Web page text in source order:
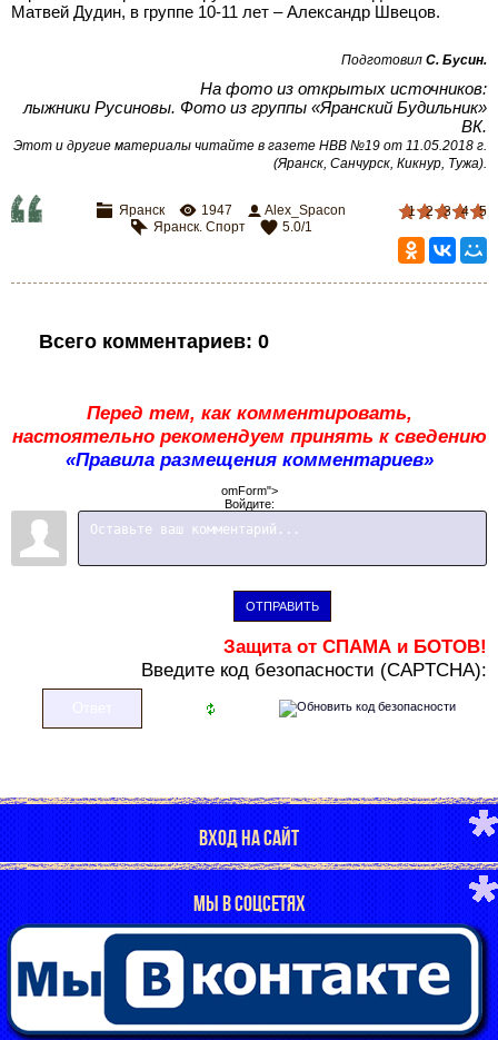
Матвей Дудин, в группе 10-11 лет – Александр Швецов.
Подготовил С. Бусин.
На фото из открытых источников:
лыжники Русиновы. Фото из группы «Яранский Будильник»
ВК.
Этот и другие материалы читайте в газете НВВ №19 от 11.05.2018 г.
(Яранск, Санчурск, Кикнур, Тужа).
1 2 3 4 5
Яранск 1947
Alex_Spacon
Яранск. Спорт
5.0/1
Всего комментариев: 0
Перед тем, как комментировать,
настоятельно рекомендуем принять к сведению
«Правила размещения комментариев»
omForm">
Войдите:
ОТПРАВИТЬ
Защита от СПАМА и БОТОВ!
Введите код безопасности (CAPTCHA):
ВХОД НА САЙТ
МЫ В СОЦСЕТЯХ